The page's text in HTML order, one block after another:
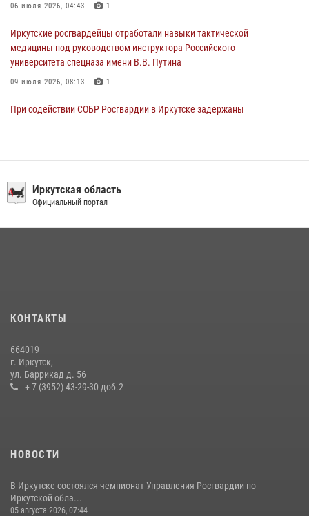
06 июля 2026, 04:43 1
Иркутские росгвардейцы отработали навыки тактической
медицины под руководством инструктора Российского
университета спецназа имени В.В. Путина
09 июля 2026, 08:13 1
При содействии СОБР Росгвардии в Иркутске задержаны
присягу
22 июля 2026, 01:00 1
При содействии Росгвардии в Иркутске пресечена деятельность
преступной группы, организовавшей бизнес по оказанию интим-
услуг
Иркутская область
Официальный портал
КОНТАКТЫ
664019
г. Иркутск,
ул. Баррикад д. 56
+ 7 (3952) 43-29-30 доб.2
НОВОСТИ
В Иркутске состоялся чемпионат Управления Росгвардии по
Иркутской обла...
05 августа 2026, 07:44